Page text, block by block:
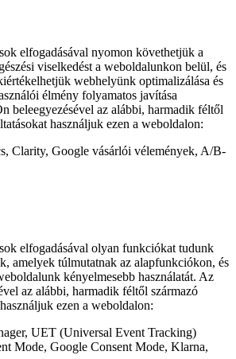
elfogadásával nyomon követhetjük a
viselkedést a weboldalunkon belül, és
webhelyünk optimalizálása és
élmény folyamatos javítása
beleegyezésével az alábbi, harmadik féltől
használjuk ezen a weboldalon:
Clarity, Google vásárlói vélemények, A/B-
elfogadásával olyan funkciókat tudunk
amelyek túlmutatnak az alapfunkciókon, és
kényelmesebb használatát. Az
az alábbi, harmadik féltől származó
ezen a weboldalon:
UET (Universal Event Tracking)
Mode, Google Consent Mode, Klarna,